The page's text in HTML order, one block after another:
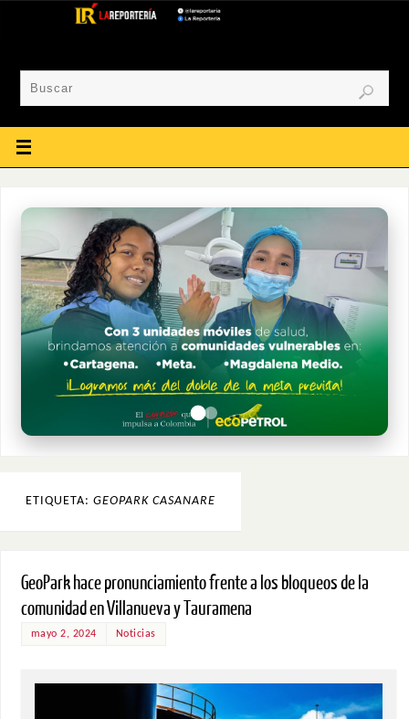
ETIQUETA: GEOPARK CASANARE
GeoPark hace pronunciamiento frente a los bloqueos de la
comunidad en Villanueva y Tauramena
mayo 2, 2024 Noticias